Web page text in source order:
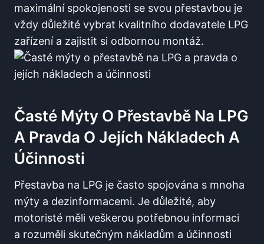
maximální spokojenosti se svou přestavbou je
vždy důležité vybrat kvalitního dodavatele LPG
zařízení​ a zajistit si ‌odbornou ‍montáž.
Časté Mýty ‌o Přestavbě Na LPG
A​ Pravda O Jejích Nákladech A
‌účinnosti
Přestavba na LPG je často spojována‍ s‍ mnoha
mýty a dezinformacemi. Je důležité, aby
‍motoristé ‍měli veškerou potřebnou informaci
⁢a rozuměli skutečným nákladům a účinnosti